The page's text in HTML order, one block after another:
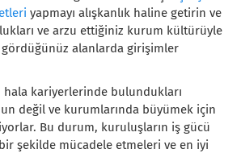
yapmayı alışkanlık haline getirin ve
ve arzu ettiğiniz kurum kültürüyle
alanlarda girişimler
hala kariyerlerinde bulundukları
değil ve kurumlarında büyümek için
Bu durum, kuruluşların iş gücü
şekilde mücadele etmeleri ve en iyi